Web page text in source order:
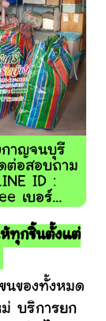
กาญจนบุรี
ต่อสอบถาม
ID :
เบอร์...
ห้ทุกชิ้นตั้งแต่
ขนของทั้งหมด
ม่ บริการยก